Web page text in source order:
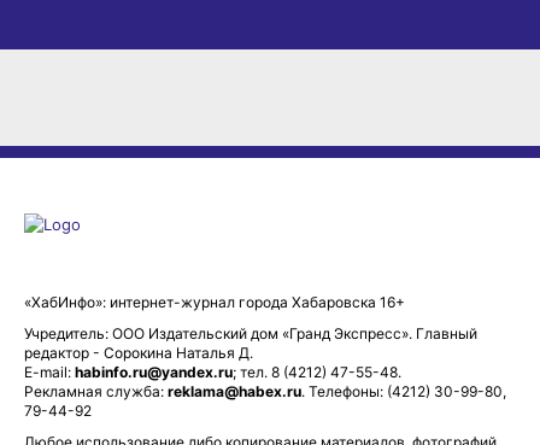
«ХабИнфо»: интернет-журнал города Хабаровска 16+
Учредитель: ООО Издательский дом «Гранд Экспресс». Главный
редактор - Сорокина Наталья Д.
E-mail:habinfo.ru@yandex.ru; тел. 8 (4212) 47-55-48.
Рекламная служба:
79-44-92